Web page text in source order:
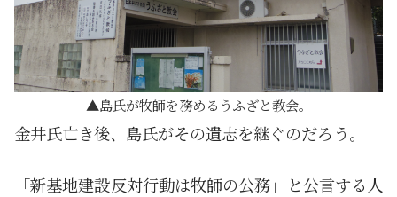
島氏が牧師を務めるうふざと教会。
金井氏亡き後、島氏がその遺志を継ぐのだろう。
「新基地建設反対行動は牧師の公務」と公言する人